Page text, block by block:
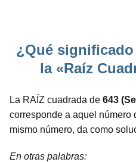
¿Qué
la «Raíz
La RAÍZ cuadrada de 643
corresponde a aquel número
mismo número, da como
En otras palabras: